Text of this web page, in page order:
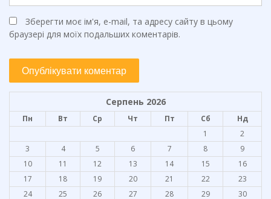
Зберегти моє ім'я, e-mail, та адресу сайту в цьому
браузері для моїх подальших коментарів.
Серпень 2026
Пн Вт Ср Чт Пт Сб
Нд
1
2
3
4 5 6 7 8
9
10
11 12 13 14 15
16
17
18 19 20 21 22
23
24
25 26 27 28 29
30